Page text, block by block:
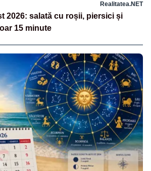
Realitatea.NET
2026: salată cu roșii, piersici și
15 minute